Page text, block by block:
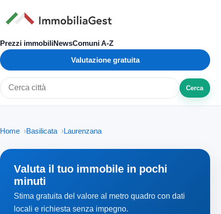
Prezzi immobiliNewsComuni A-Z
Valutazione gratuita
Cerca città o zona
Cerca
Home Basilicata Laurenzana
Valuta il tuo immobile in pochi
minuti
Stima gratuita del valore al metro quadro con dati
locali e richiesta senza impegno.